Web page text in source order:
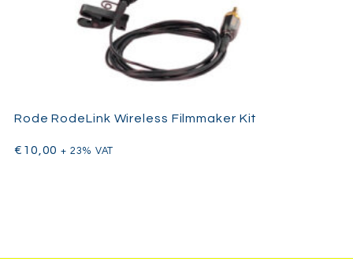
Rode RodeLink Wireless Filmmaker Kit
€ 10,00 + 23% VAT